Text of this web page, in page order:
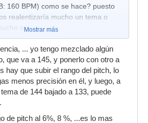
160 BPM) como se hace? puesto
realentizaría mucho un tema o
otro...
Mostrar más
... yo tengo mezclado algún
que va a 145, y ponerlo con otro a
hay que subir el rango del pitch, lo
menos precisión en él, y luego, a
de 144 bajado a 133, puede
de pitch al 6%, 8 %, ...es lo mas